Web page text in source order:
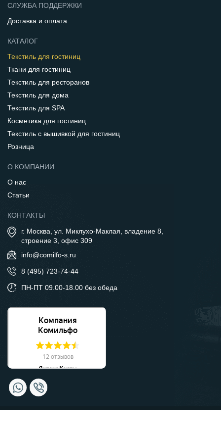
СЛУЖБА ПОДДЕРЖКИ
Доставка и оплата
КАТАЛОГ
Текстиль для гостиниц
Ткани для гостиниц
Текстиль для ресторанов
Текстиль для дома
Текстиль для SPA
Косметика для гостиниц
Текстиль с вышивкой для гостиниц
Розница
О КОМПАНИИ
О нас
Статьи
КОНТАКТЫ
г. Москва, ул. Миклухо-Маклая, владение 8,
строение 3, офис 309
info@comilfo-s.ru
8 (495) 723-74-44
ПН-ПТ 09.00-18.00 без обеда